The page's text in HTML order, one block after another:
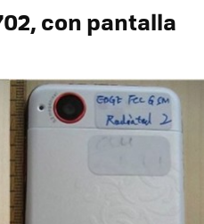
con pantalla